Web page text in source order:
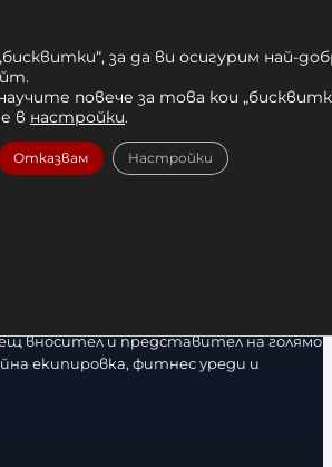
Заключващи Скоби за
Лост Ф50
25,00€/ 48,90 лв.
в количката
Бухалка-
вносител и представител на голямо
екипировка, фитнес уреди и
за да ви осигурим най-
повече за това кои
в настройки.
Отказвам Настройки